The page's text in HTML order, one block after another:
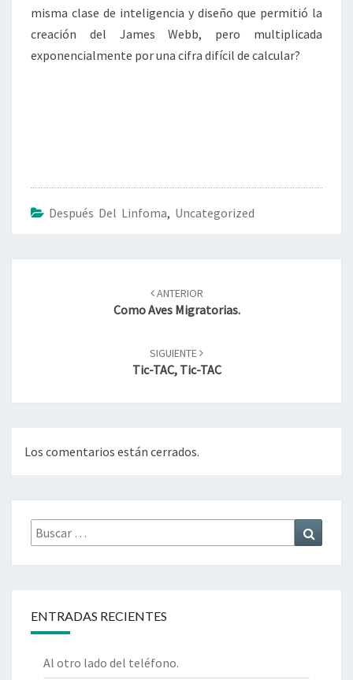
misma clase de inteligencia y diseño que permitió la
creación del James Webb, pero multiplicada
exponencialmente por una cifra difícil de calcular?
Después Del Linfoma, Uncategorized
ANTERIOR
Como Aves Migratorias.
SIGUIENTE
Tic-TAC, Tic-TAC
Los comentarios están cerrados.
Buscar
por:
ENTRADAS RECIENTES
Al otro lado del teléfono.